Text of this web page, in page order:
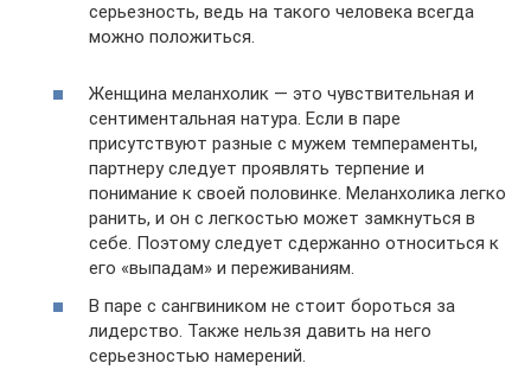
серьезность, ведь на такого человека всегда
можно положиться.
Женщина меланхолик — это чувствительная и
сентиментальная натура. Если в паре
присутствуют разные с мужем темпераменты,
партнеру следует проявлять терпение и
понимание к своей половинке. Меланхолика легко
ранить, и он с легкостью может замкнуться в
себе. Поэтому следует сдержанно относиться к
его «выпадам» и переживаниям.
В паре с сангвиником не стоит бороться за
лидерство. Также нельзя давить на него
серьезностью намерений.